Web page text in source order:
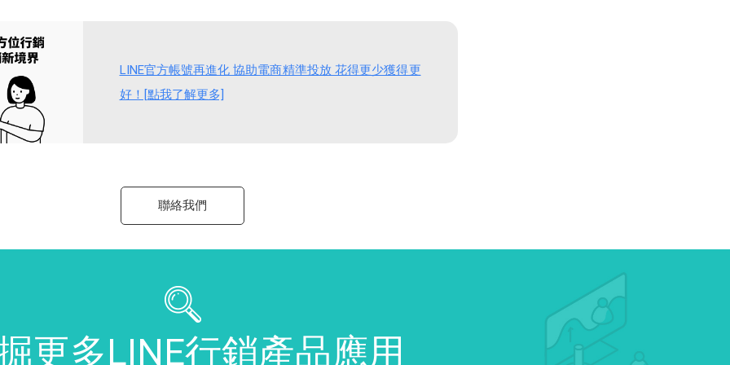
LINE官方帳號再進化 協助電商精準投放 花得更少獲得更
好！[點我了解更多]
聯絡我們
更多LINE行銷產品應用